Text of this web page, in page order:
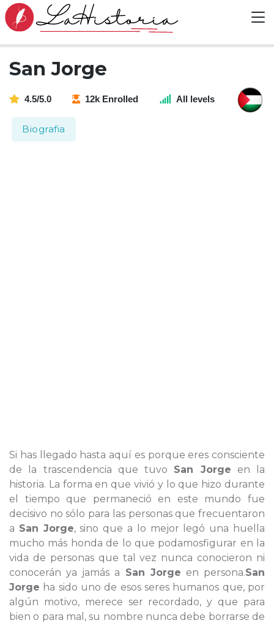
San Jorge
4.5/5.0 12k Enrolled All levels
Biografia
Si has llegado hasta aquí es porque eres consciente
de la trascendencia que tuvo San Jorge en la
historia. La forma en que vivió y lo que hizo durante
el tiempo que permaneció en este mundo fue
decisivo no sólo para las personas que frecuentaron
a San Jorge, sino que a lo mejor legó una huella
mucho más honda de lo que podamosfigurar en la
vida de personas que tal vez nunca conocieron ni
conocerán ya jamás a San Jorge en persona.San
Jorge ha sido uno de esos seres humanos que, por
algún motivo, merece ser recordado, y que para
bien o para mal, su nombre nunca debe borrarse de